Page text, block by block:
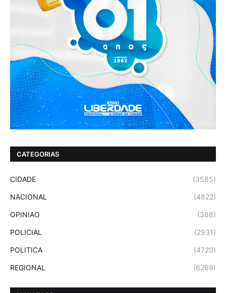
CATEGORIAS
CIDADE (3585)
NACIONAL (4822)
OPINIAO (388)
POLICIAL (2931)
POLITICA (4720)
REGIONAL (6269)